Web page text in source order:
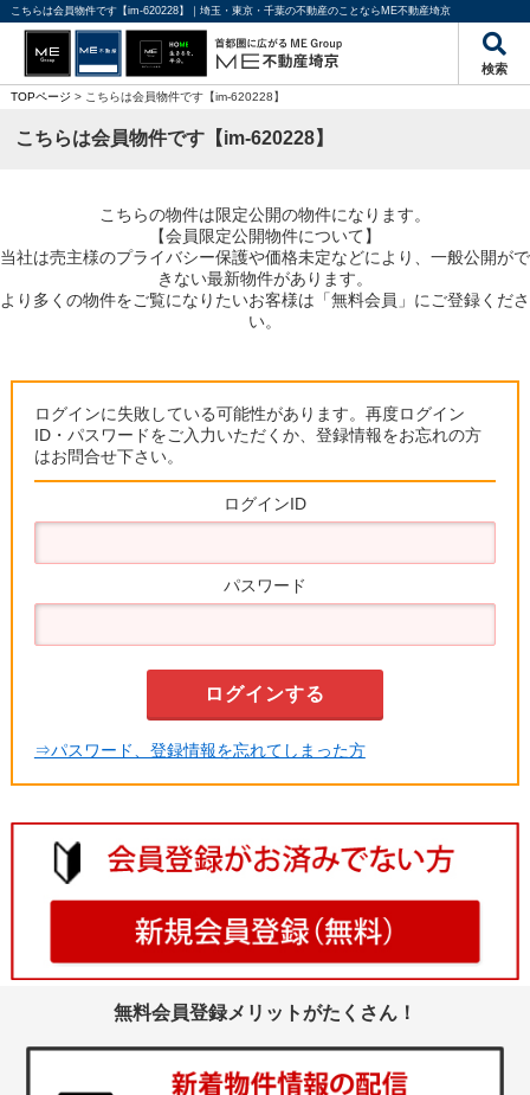
こちらは会員物件です【im-620228】｜埼玉・東京・千葉の不動産のことならME不動産埼京
検索
TOPページ > こちらは会員物件です【im-620228】
こちらは会員物件です【im-620228】
こちらの物件は限定公開の物件になります。
【会員限定公開物件について】
当社は売主様のプライバシー保護や価格未定などにより、一般公開がで
きない最新物件があります。
より多くの物件をご覧になりたいお客様は「無料会員」にご登録くださ
い。
ログインに失敗している可能性があります。再度ログイン
ID・パスワードをご入力いただくか、登録情報をお忘れの方
はお問合せ下さい。
ログインID
パスワード
⇒パスワード、登録情報を忘れてしまった方
無料会員登録メリットがたくさん！